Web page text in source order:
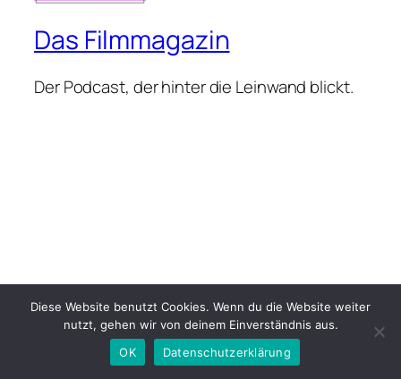
Das Filmmagazin
Der Podcast, der hinter die Leinwand blickt.
Diese Website benutzt Cookies. Wenn du die Website weiter
nutzt, gehen wir von deinem Einverständnis aus.
OK
Datenschutzerklärung